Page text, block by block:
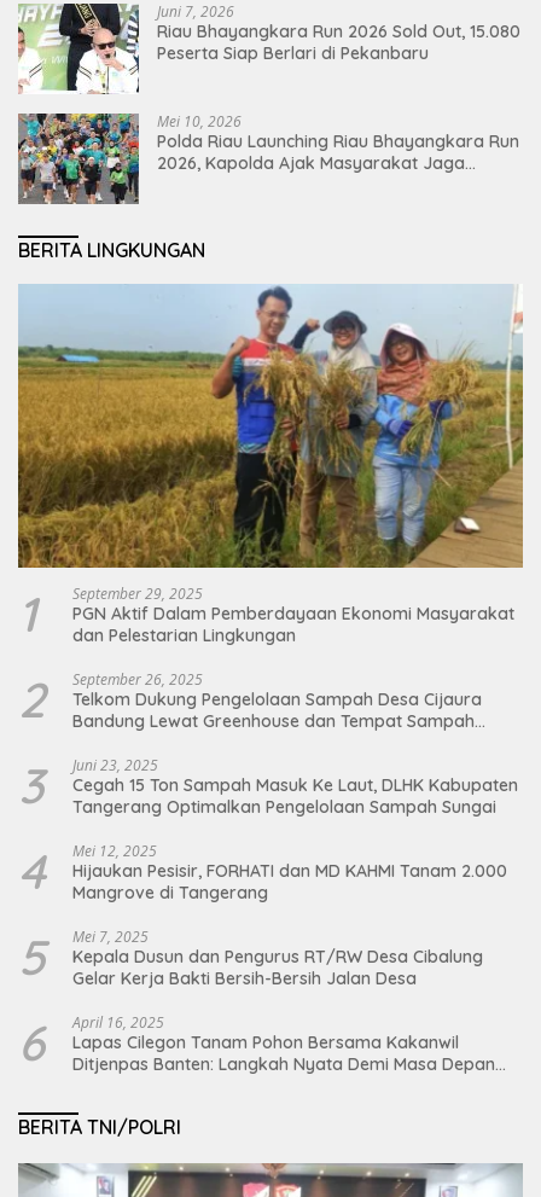
Juni 7, 2026
Riau Bhayangkara Run 2026 Sold Out, 15.080
Peserta Siap Berlari di Pekanbaru
Mei 10, 2026
Polda Riau Launching Riau Bhayangkara Run
2026, Kapolda Ajak Masyarakat Jaga
BERITA LINGKUNGAN
1 September 29, 2025
PGN Aktif Dalam Pemberdayaan Ekonomi Masyarakat
dan Pelestarian Lingkungan
2 September 26, 2025
Telkom Dukung Pengelolaan Sampah Desa Cijaura
Bandung Lewat Greenhouse dan Tempat Sampah
3 Juni 23, 2025
Cegah 15 Ton Sampah Masuk Ke Laut, DLHK Kabupaten
Tangerang Optimalkan Pengelolaan Sampah Sungai
4 Mei 12, 2025
Hijaukan Pesisir, FORHATI dan MD KAHMI Tanam 2.000
Mangrove di Tangerang
5 Mei 7, 2025
Kepala Dusun dan Pengurus RT/RW Desa Cibalung
Gelar Kerja Bakti Bersih-Bersih Jalan Desa
6 April 16, 2025
Lapas Cilegon Tanam Pohon Bersama Kakanwil
Ditjenpas Banten: Langkah Nyata Demi Masa Depan
BERITA TNI/POLRI